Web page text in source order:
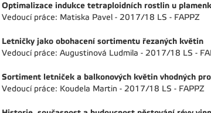
Optimalizace indukce tetraploidních rostlin u
Vedoucí práce: Matiska Pavel - 2017/18 LS - FAPPZ
Letničky jako obohacení sortimentu řezaných květin
Vedoucí práce: Augustinová Ludmila - 2017/18 LS -
Sortiment letniček a balkonových květin vhodných
Vedoucí práce: Koudela Martin - 2017/18 LS - FAPPZ